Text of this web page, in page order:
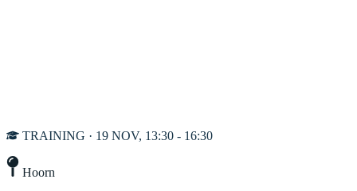
TRAINING · 19 NOV, 13:30 - 16:30
Hoorn